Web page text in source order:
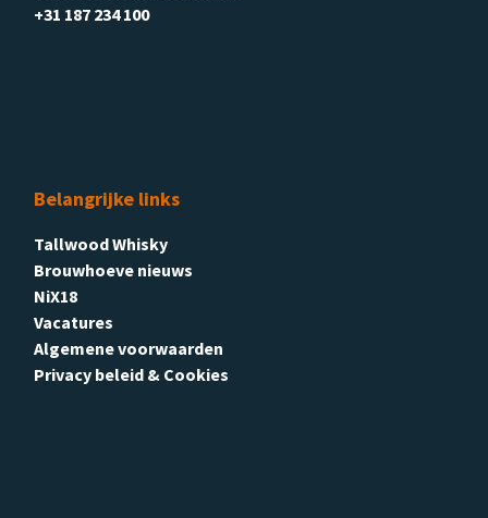
+31 187 234 100
Belangrijke links
Tallwood Whisky
Brouwhoeve nieuws
NiX18
Vacatures
Algemene voorwaarden
Privacy beleid & Cookies